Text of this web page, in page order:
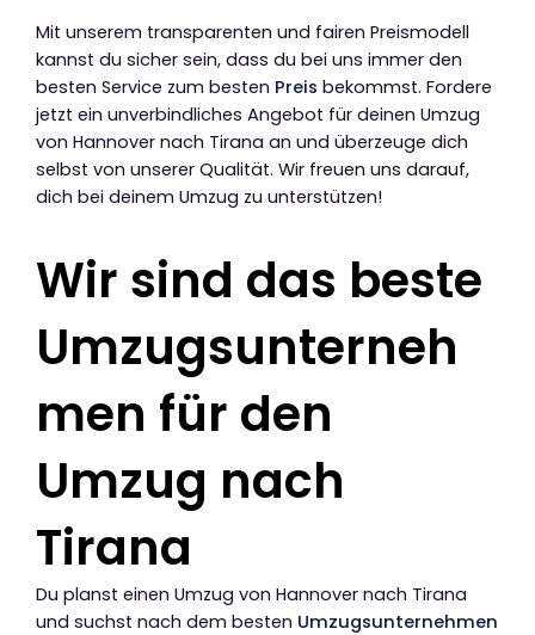
Mit unserem transparenten und fairen Preismodell
kannst du sicher sein, dass du bei uns immer den
besten Service zum besten Preis bekommst. Fordere
jetzt ein unverbindliches Angebot für deinen Umzug
von Hannover nach Tirana an und überzeuge dich
selbst von unserer Qualität. Wir freuen uns darauf,
dich bei deinem Umzug zu unterstützen!
Wir sind das beste
Umzugsunterneh
men für den
Umzug nach
Tirana
Du planst einen Umzug von Hannover nach Tirana
und suchst nach dem besten Umzugsunternehmen